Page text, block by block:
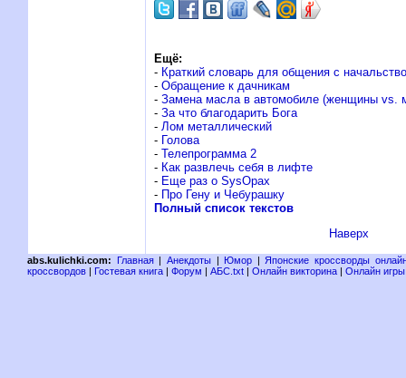
Ещё:
- Краткий словарь для общения с
- Обращение к дачникам
- Замена масла в автомобиле (женщины vs.
- За что благодарить Бога
- Лом металлический
- Голова
- Телепрограмма 2
- Как развлечь себя в лифте
- Еще раз о SysOрах
- Про Гену и Чебурашку
Полный список текстов
Наверх
abs.kulichki.com: Главная| Анекдоты| Юмор | Японские кроссворды
кроссвордов | Гостевая книга | Форум | АБС.txt | Онлайн викторина | Онлайн игры